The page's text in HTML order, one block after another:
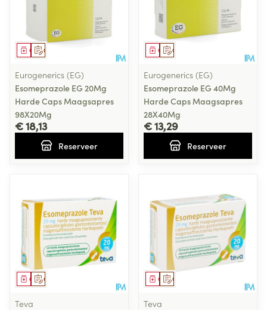
Op voorschrift
Geneesmiddel
Eurogenerics (EG)
Esomeprazole EG 20Mg
Harde Caps Maagsapres
98X20Mg
€ 18,13
Reserveer
Op voorschrift
Geneesmiddel
Eurogenerics (EG)
Esomeprazole EG 40Mg
Harde Caps Maagsapres
28X40Mg
€ 13,29
Reserveer
Op voorschrift
Geneesmiddel
Teva
Op voorschrift
Geneesmiddel
Teva